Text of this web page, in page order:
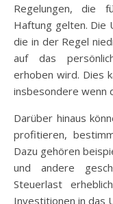
Regelungen, die
Haftung gelten. Die
die in der Regel
auf das
erhoben wird. Dies
insbesondere wenn
Darüber hinaus
profitieren,
Dazu gehören
und andere
Steuerlast
Investitionen in das